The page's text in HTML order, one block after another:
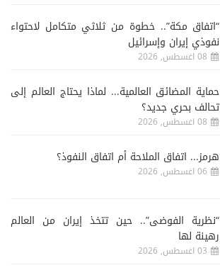
“اتفاق مكة”.. خطوة من ثلاثي متكامل لاحتواء
نفوذي إيران وإسرائيل
08 اغسطس, 2026
حماية المضائق العالمية... لماذا يحتاج العالم إلى
تحالف بحري جديد؟
08 اغسطس, 2026
هرمز... اتفاق الملاحة أم اتفاق النفوذ؟
06 اغسطس, 2026
“نظرية الفوضى”.. حين تتخذ إيران من العالم
رهينة لها
03 اغسطس, 2026